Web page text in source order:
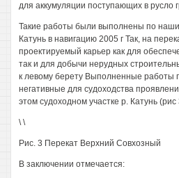
для аккумуляции поступающих в русло
Такие работы были выполнены по
Катунь в навигацию 2005 г Так, на
проектируемый карьер как для
так и для добычи нерудных
к левому берету Выполненные работы
негативные для судоходства
этом судоходном участке р. Катунь (рис
\ \
Рис. 3 Перекат Верхний Совхозный
В заключении отмечается: